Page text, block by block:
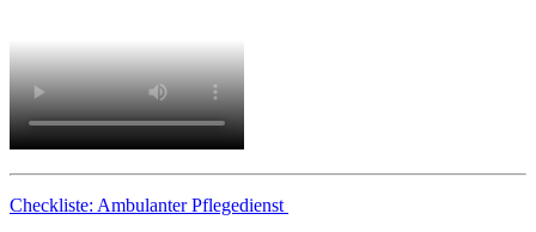
Checkliste: Ambulanter Pflegedienst